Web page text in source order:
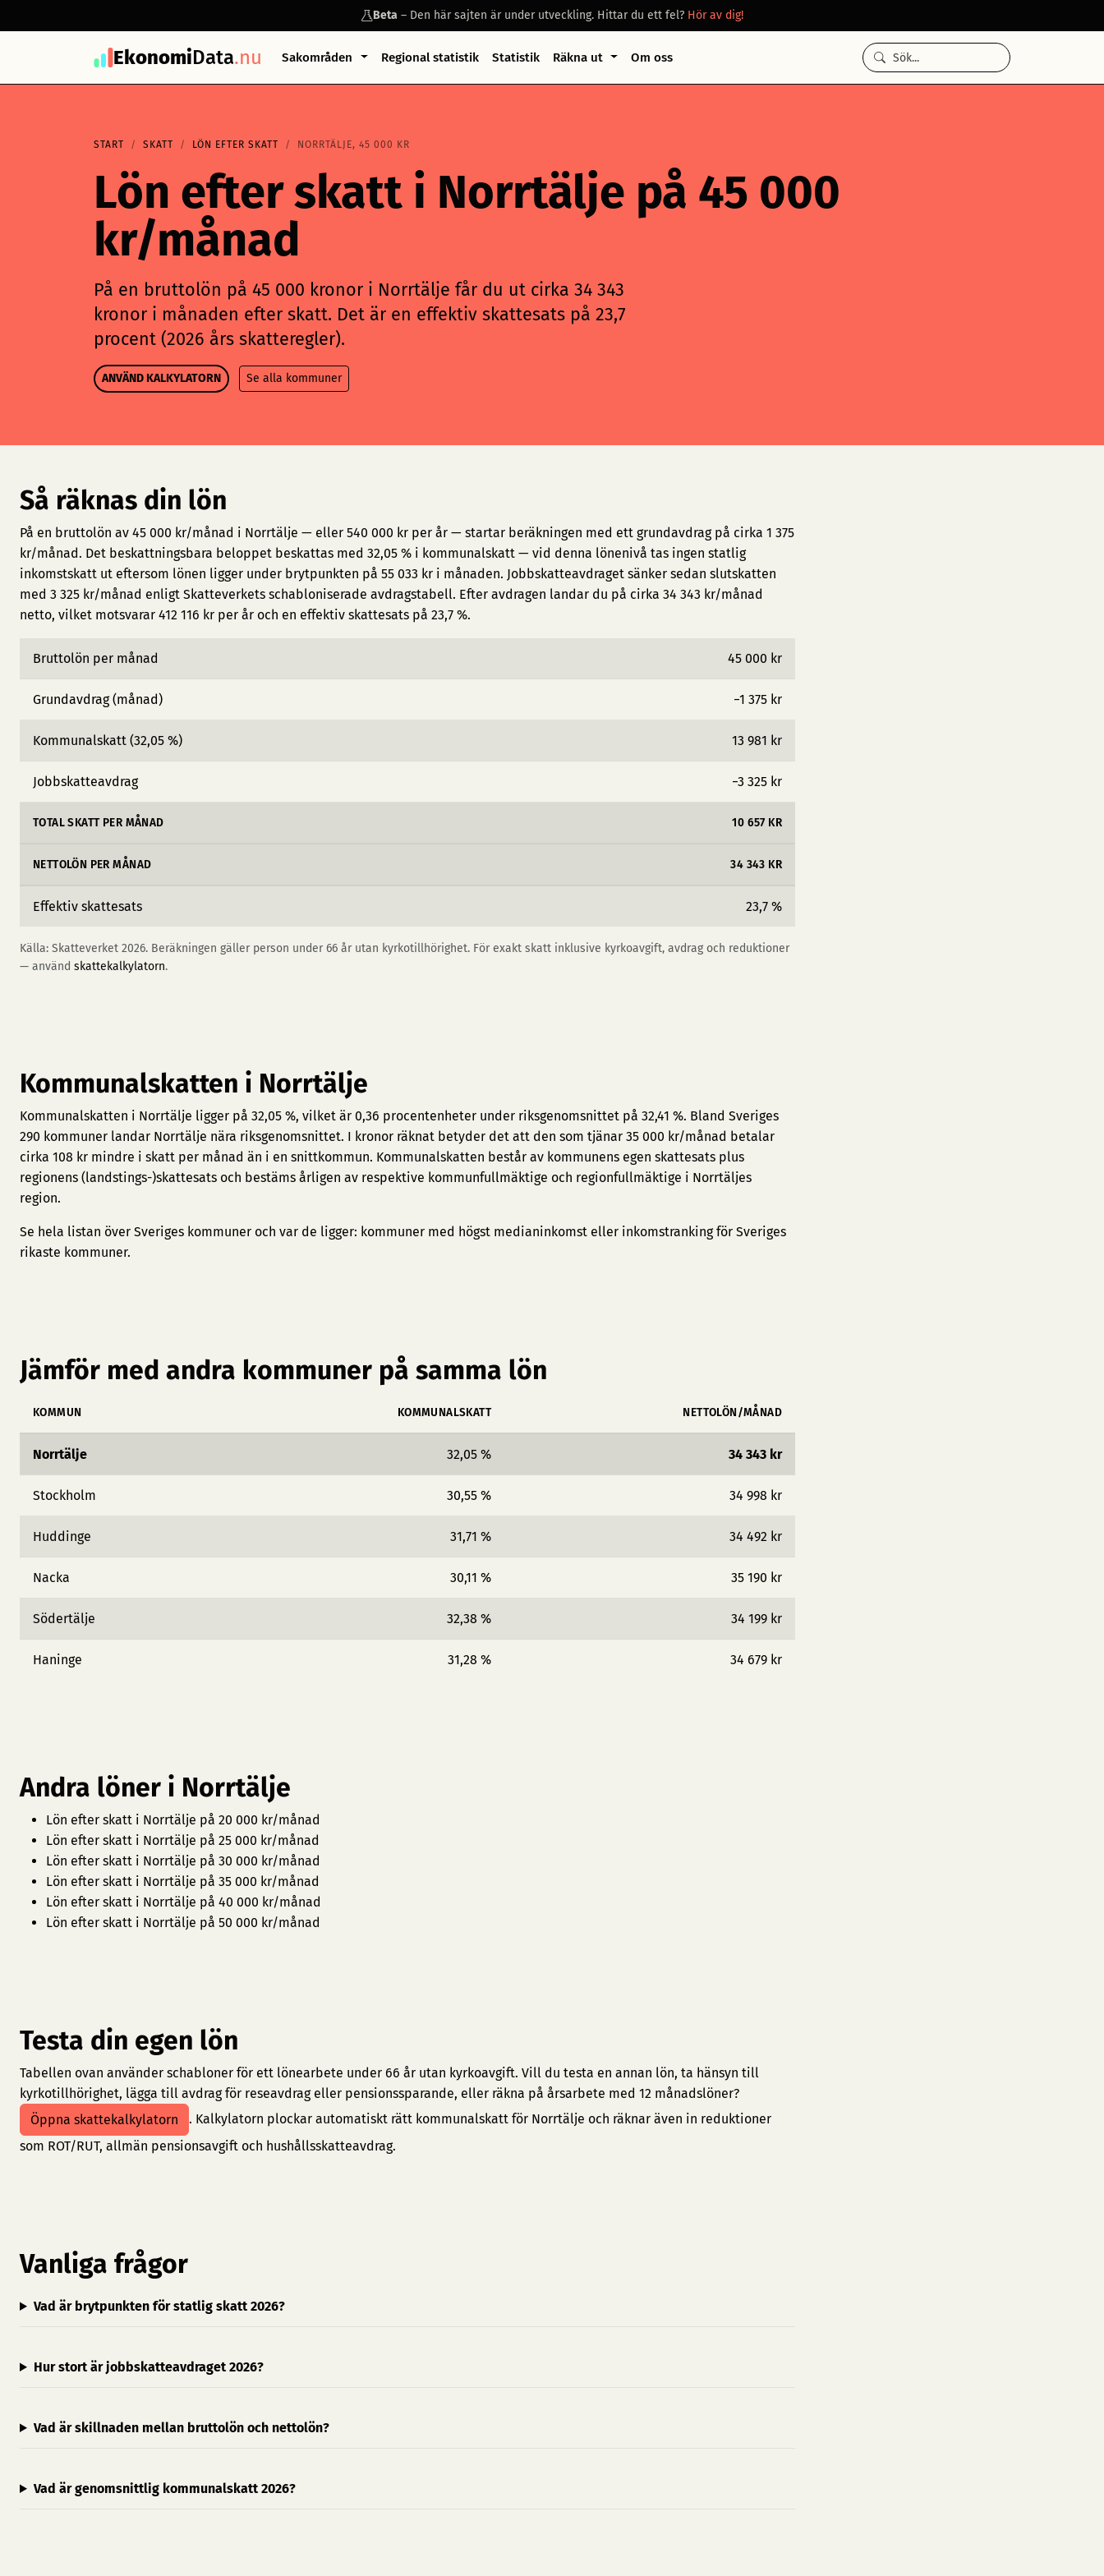
Beta– Den här sajten är under utveckling. Hittar du ett fel? Hör av dig!
EkonomiData.nu Sakområden Regional statistik Statistik Räkna ut Om oss
START SKATT LÖN EFTER SKATT NORRTÄLJE, 45 000 KR
Lön efter skatt i Norrtälje på 45 000
kr/månad
På en bruttolön på 45 000 kronor i Norrtälje får du ut cirka 34 343
kronor i månaden efter skatt. Det är en effektiv skattesats på 23,7
procent (2026 års skatteregler).
ANVÄND KALKYLATORN Se alla kommuner
Så räknas din lön
På en bruttolön av 45 000 kr/månad i Norrtälje — eller 540 000 kr per år — startar beräkningen med ett grundavdrag på cirka 1 375
kr/månad. Det beskattningsbara beloppet beskattas med 32,05 % i kommunalskatt — vid denna lönenivå tas ingen statlig
inkomstskatt ut eftersom lönen ligger under brytpunkten på 55 033 kr i månaden. Jobbskatteavdraget sänker sedan slutskatten
med 3 325 kr/månad enligt Skatteverkets schabloniserade avdragstabell. Efter avdragen landar du på cirka 34 343 kr/månad
netto, vilket motsvarar 412 116 kr per år och en effektiv skattesats på 23,7 %.
Bruttolön per månad 45 000 kr
Grundavdrag (månad) −1 375 kr
Kommunalskatt (32,05 %) 13 981 kr
Jobbskatteavdrag −3 325 kr
TOTAL SKATT PER MÅNAD 10 657 KR
NETTOLÖN PER MÅNAD 34 343 KR
Effektiv skattesats 23,7 %
Källa: Skatteverket 2026. Beräkningen gäller person under 66 år utan kyrkotillhörighet. För exakt skatt inklusive kyrkoavgift, avdrag och reduktioner
— använd skattekalkylatorn.
Kommunalskatten i Norrtälje
Kommunalskatten i Norrtälje ligger på 32,05 %, vilket är 0,36 procentenheter under riksgenomsnittet på 32,41 %. Bland Sveriges
290 kommuner landar Norrtälje nära riksgenomsnittet. I kronor räknat betyder det att den som tjänar 35 000 kr/månad betalar
cirka 108 kr mindre i skatt per månad än i en snittkommun. Kommunalskatten består av kommunens egen skattesats plus
regionens (landstings-)skattesats och bestäms årligen av respektive kommunfullmäktige och regionfullmäktige i Norrtäljes
region.
Se hela listan över Sveriges kommuner och var de ligger: kommuner med högst medianinkomst eller inkomstranking för Sveriges
rikaste kommuner.
Jämför med andra kommuner på samma lön
KOMMUN KOMMUNALSKATT NETTOLÖN/MÅNAD
Norrtälje 32,05 % 34 343 kr
Stockholm 30,55 % 34 998 kr
Huddinge 31,71 % 34 492 kr
Nacka 30,11 % 35 190 kr
Södertälje 32,38 % 34 199 kr
Haninge 31,28 % 34 679 kr
Andra löner i Norrtälje
Lön efter skatt i Norrtälje på 20 000 kr/månad
Lön efter skatt i Norrtälje på 25 000 kr/månad
Lön efter skatt i Norrtälje på 30 000 kr/månad
Lön efter skatt i Norrtälje på 35 000 kr/månad
Lön efter skatt i Norrtälje på 40 000 kr/månad
Lön efter skatt i Norrtälje på 50 000 kr/månad
Testa din egen lön
Tabellen ovan använder schabloner för ett lönearbete under 66 år utan kyrkoavgift. Vill du testa en annan lön, ta hänsyn till
kyrkotillhörighet, lägga till avdrag för reseavdrag eller pensionssparande, eller räkna på årsarbete med 12 månadslöner?
Öppna skattekalkylatorn
. Kalkylatorn plockar automatiskt rätt kommunalskatt för Norrtälje och räknar även in reduktioner
som ROT/RUT, allmän pensionsavgift och hushållsskatteavdrag.
Vanliga frågor
Vad är brytpunkten för statlig skatt 2026?
Hur stort är jobbskatteavdraget 2026?
Vad är skillnaden mellan bruttolön och nettolön?
Vad är genomsnittlig kommunalskatt 2026?